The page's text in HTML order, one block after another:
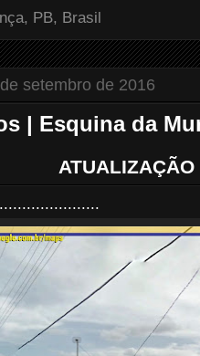
PB, Brasil
setembro de 2016
| Esquina da
ATUALIZAÇÃO